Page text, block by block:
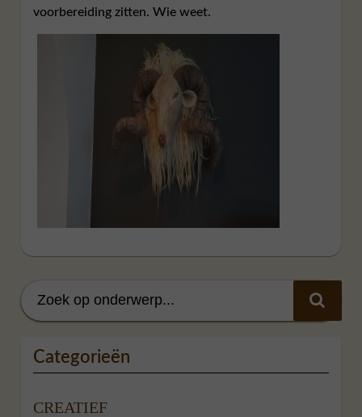
voorbereiding zitten. Wie weet.
Categorieën
CREATIEF